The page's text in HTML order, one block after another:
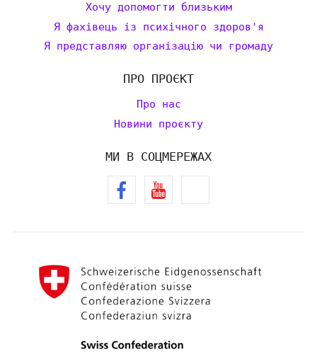
Хочу допомогти близьким
Я фахівець із психічного здоров'я
Я представляю організацію чи громаду
ПРО ПРОЄКТ
Про нас
Новини проєкту
МИ В СОЦМЕРЕЖАХ